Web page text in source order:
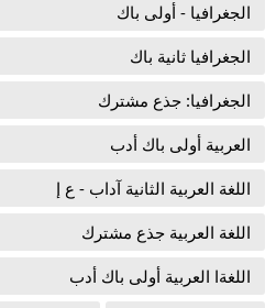
الجغرافيا - أولى باك
الجغرافيا ثانية باك
الجغرافيا: جذع مشترك
العربية أولى باك أدب
اللغة العربية الثانية آداب - ع إ
اللغة العربية جذع مشترك
اللغةا العربية أولى باك أدب